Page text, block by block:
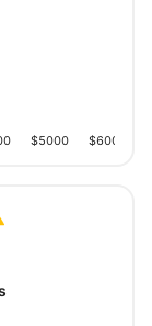
$5000 $6000